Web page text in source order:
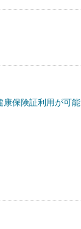
康保険証利用が可能